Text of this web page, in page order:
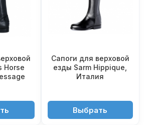
Horse
Сапоги для верховой
езды Sarm Hippique,
Италия
33'150 ₽Выбрать